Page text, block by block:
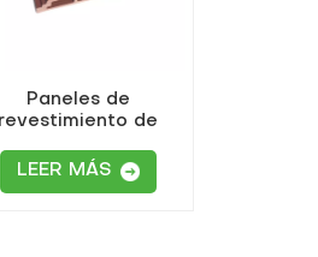
Paneles de
revestimiento de
de WPC
LEER MÁS